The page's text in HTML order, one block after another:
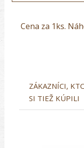
Cena za 1ks.
ZÁKAZNÍCI,
SI TIEŽ KÚPILI